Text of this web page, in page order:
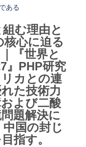
ある
む理由と
心に迫る
『世界と
』PHP研究
カとの連
た技術力
よび二酸
題解決に
国の封じ
指す。